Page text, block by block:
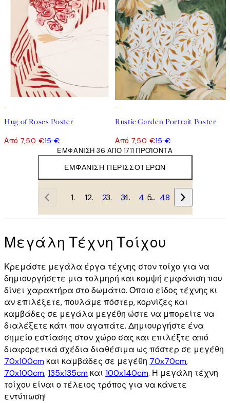
Hug of Roses Poster
Από 7,50 €15 €
Rustic Garden Portrait Poster
Από 7,50 €15 €
ΕΜΦΆΝΙΣΗ ΠΕΡΙΣΣΌΤΕΡΩΝ
ΕΜΦΆΝΙΣΗ 36 ΑΠΌ 1711 ΠΡΟΪΌΝΤΑ
1 2 3 4 … 48
Μεγάλη Τέχνη Τοίχου
Κρεμάστε μεγάλα έργα τέχνης στον τοίχο για να
δημιουργήσετε μια τολμηρή και κομψή εμφάνιση που
δίνει χαρακτήρα στο δωμάτιο. Όποιο είδος τέχνης κι
αν επιλέξετε, πουλάμε πόστερ, κορνίζες και
καμβάδες σε μεγάλα μεγέθη ώστε να μπορείτε να
διαλέξετε κάτι που αγαπάτε. Δημιουργήστε ένα
σημείο εστίασης στον χώρο σας και επιλέξτε από
διαφορετικά σχέδια διαθέσιμα ως πόστερ σε μεγέθη
70x100cm και καμβάδες σε μεγέθη 70x70cm,
70x100cm,135x135cm και 100x140cm. Η μεγάλη τέχνη
τοίχου είναι ο τέλειος τρόπος για να κάνετε
εντύπωση!